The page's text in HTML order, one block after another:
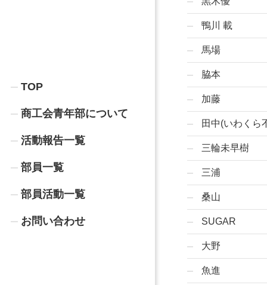
TOP
商工会青年部について
活動報告一覧
部員一覧
部員活動一覧
お問い合わせ
鴨川 載
馬場
脇本
加藤
田中(いわくら
三輪未早樹
三浦
桑山
SUGAR
大野
魚進